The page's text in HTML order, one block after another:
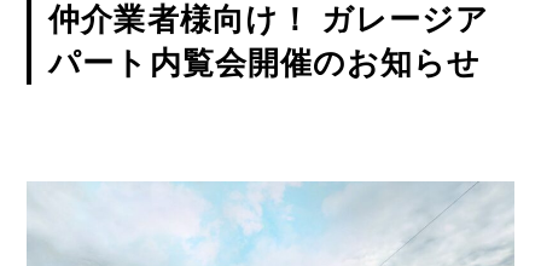
FOOD 飲食部門
仲介業者様向け！ ガレージア
パート内覧会開催のお知らせ